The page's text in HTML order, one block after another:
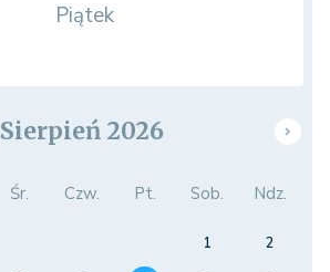
Piątek
Sierpień 2026
Śr. Czw. Pt. Sob. Ndz.
1
2